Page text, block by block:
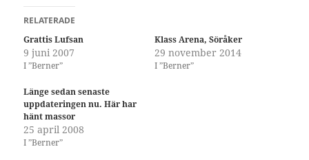
RELATERADE
Grattis Lufsan
9 juni 2007
I ”Berner”
Klass Arena, Söråker
29 november 2014
I ”Berner”
Länge sedan senaste
uppdateringen nu. Här har
hänt massor
25 april 2008
I ”Berner”